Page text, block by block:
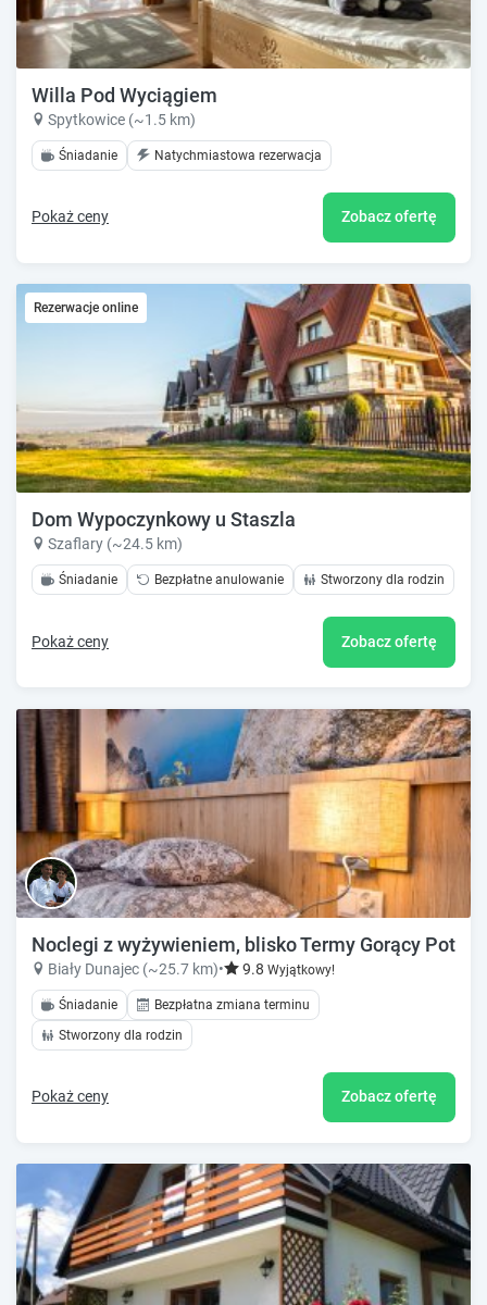
Willa Pod Wyciągiem
Spytkowice (~1.5 km)
Śniadanie Natychmiastowa rezerwacja
Pokaż ceny Zobacz ofertę
Rezerwacje online
Dom Wypoczynkowy u Staszla
Szaflary (~24.5 km)
Śniadanie Bezpłatne anulowanie Stworzony dla rodzin
Pokaż ceny Zobacz ofertę
Noclegi z wyżywieniem, blisko Termy Gorący Potok
Biały Dunajec (~25.7 km)• 9.8 Wyjątkowy!
Śniadanie
Bezpłatna zmiana terminu
Stworzony dla rodzin
Pokaż ceny Zobacz ofertę